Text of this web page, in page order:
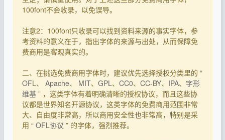
100font不会收录，以免误导。
注意2：100font只收录可以找到资料来源的事实字体，参
考资料的意义在于，指出字体的来源与出处，从而保障免
费商用是客观真实的。
二、在挑选免费商用字体时，建议优先选择授权分类里的 “
OFL 、 Apache、 MIT、 GPL 、 CC0、 CC-BY、 IPA、 字形
维基 ” ，这类字体有着明确清晰的授权协议，而且这些协
议都是世界知名开源协议，这类字体的免费商用范围非常
大、自由度非常高，所以商用安全性也非常高，特别是采
用 “ OFL协议 ” 的字体，强烈推荐。